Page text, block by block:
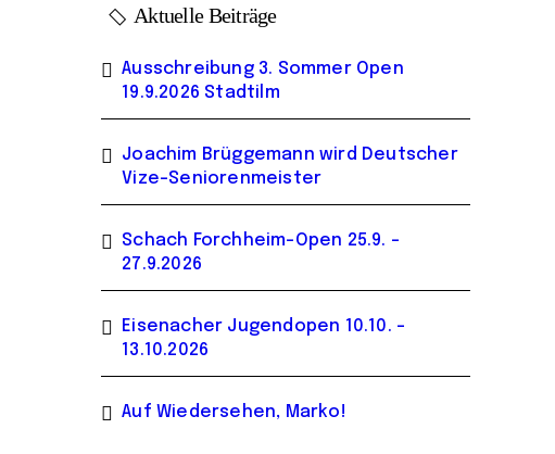
Aktuelle Beiträge
Ausschreibung 3. Sommer Open
19.9.2026 Stadtilm
Joachim Brüggemann wird Deutscher
Vize-Seniorenmeister
Schach Forchheim-Open 25.9. –
27.9.2026
Eisenacher Jugendopen 10.10. –
13.10.2026
Auf Wiedersehen, Marko!